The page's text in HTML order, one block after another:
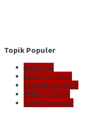
Topik Populer
delik.co.id
Berita Karawang
Pemkab Karawang
DPRD Karawang
Polres Karawang